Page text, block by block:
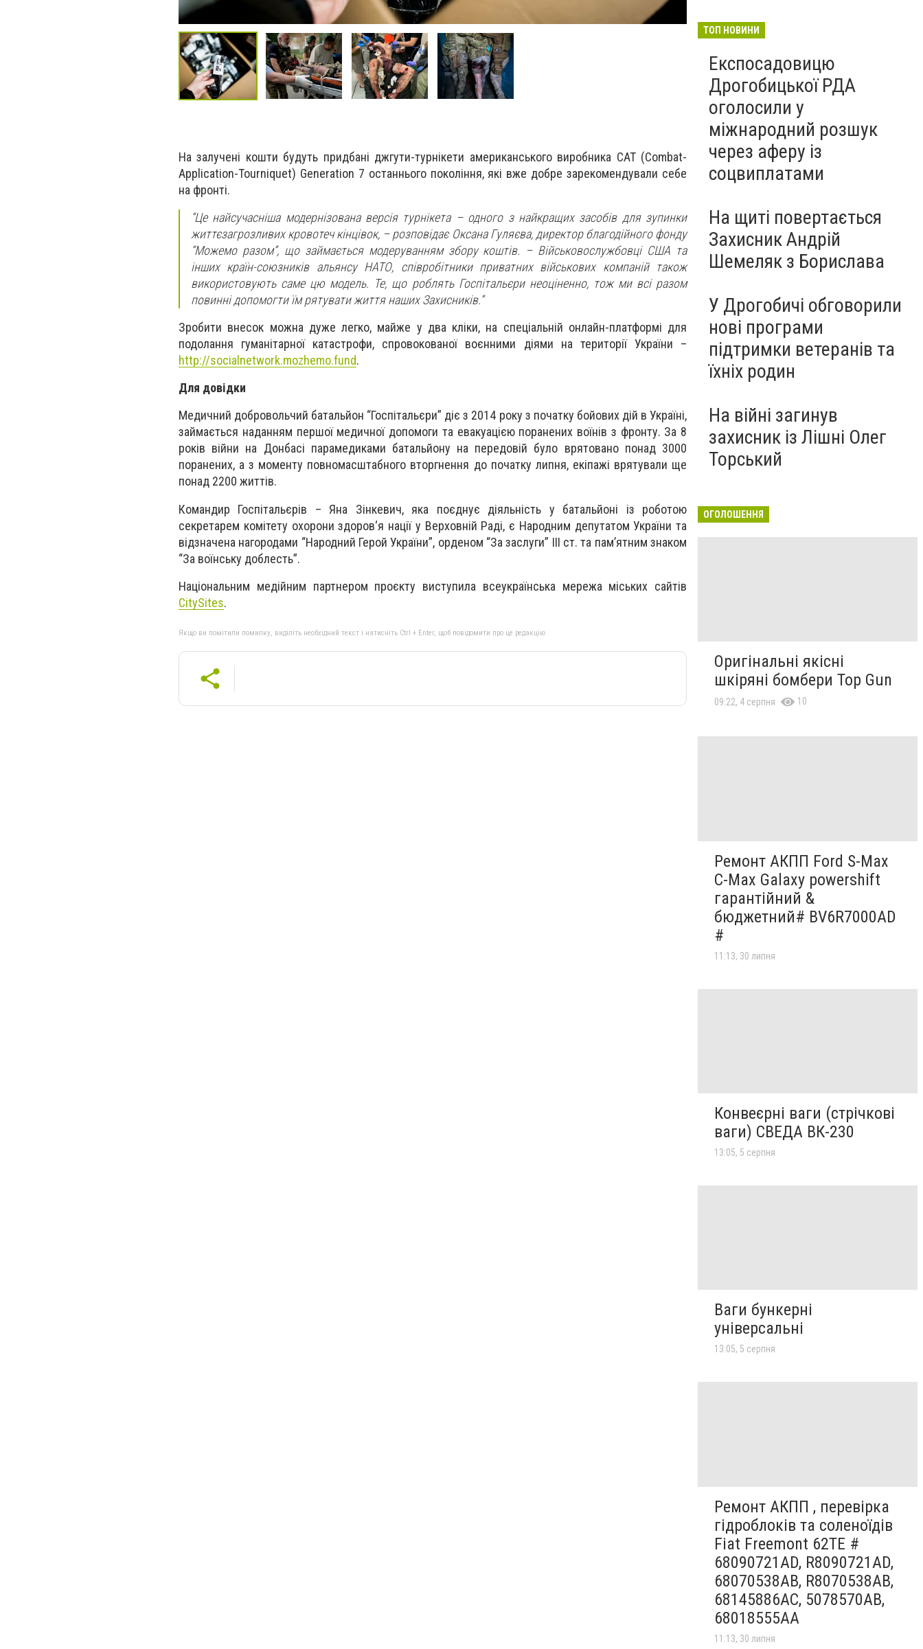
На залучені кошти будуть придбані джгути-турнікети американського виробника CAT (Combat-
Application-Tourniquet) Generation 7 останнього покоління, які вже добре зарекомендували себе
на фронті.
“Це найсучасніша модернізована версія турнікета – одного з найкращих засобів для зупинки
життєзагрозливих кровотеч кінцівок, – розповідає Оксана Гуляєва, директор благодійного фонду
“Можемо разом”, що займається модеруванням збору коштів. – Військовослужбовці США та
інших країн-союзників альянсу НАТО, співробітники приватних військових компаній також
використовують саме цю модель. Те, що роблять Госпітальєри неоціненно, тож ми всі разом
повинні допомогти їм рятувати життя наших Захисників.”
Зробити внесок можна дуже легко, майже у два кліки, на спеціальній онлайн-платформі для
подолання гуманітарної катастрофи, спровокованої воєнними діями на території України –
http://socialnetwork.mozhemo.fund.
Для довідки
Медичний добровольчий батальйон “Госпітальєри” діє з 2014 року з початку бойових дій в Україні,
займається наданням першої медичної допомоги та евакуацією поранених воїнів з фронту. За 8
років війни на Донбасі парамедиками батальйону на передовій було врятовано понад 3000
поранених, а з моменту повномасштабного вторгнення до початку липня, екіпажі врятували ще
понад 2200 життів.
Командир Госпітальєрів – Яна Зінкевич, яка поєднує діяльність у батальйоні із роботою
секретарем комітету охорони здоров‘я нації у Верховній Раді, є Народним депутатом України та
відзначена нагородами “Народний Герой України”, орденом “За заслуги” III ст. та памʼятним знаком
“За воїнську доблесть”.
Національним медійним партнером проєкту виступила всеукраїнська мережа міських сайтів
CitySites.
Якщо ви помітили помилку, виділіть необхідний текст і натисніть Ctrl + Enter, щоб повідомити про це редакцію
ТОП НОВИНИ
Експосадовицю
Дрогобицької РДА
оголосили у
міжнародний розшук
через аферу із
соцвиплатами
На щиті повертається
Захисник Андрій
Шемеляк з Борислава
У Дрогобичі обговорили
нові програми
підтримки ветеранів та
їхніх родин
На війні загинув
захисник із Лішні Олег
Торський
ОГОЛОШЕННЯ
Оригінальні якісні
шкіряні бомбери Top Gun
09:22, 4 серпня 10
Ремонт АКПП Ford S-Max
C-Max Galaxy powershift
гарантійний &
бюджетний# BV6R7000AD
#
11:13, 30 липня
Конвеєрні ваги (стрічкові
ваги) СВЕДА ВК-230
13:05, 5 серпня
Ваги бункерні
універсальні
13:05, 5 серпня
Ремонт АКПП , перевірка
гідроблоків та соленоїдів
Fiat Freemont 62TE #
68090721AD, R8090721AD,
68070538AB, R8070538AB,
68145886AC, 5078570AB,
68018555AA
11:13, 30 липня